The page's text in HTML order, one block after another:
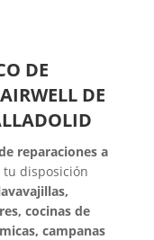
DE
DE
reparaciones a
tu disposición
cocinas de
campanas